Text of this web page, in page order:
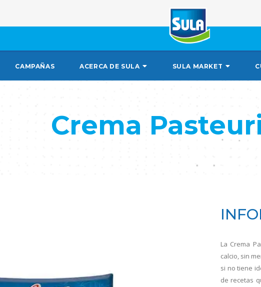
CAMPAÑAS ACERCA DE SULA SULA MARKET
Crema
La Crema
calcio, sin
si no tiene
de recetas